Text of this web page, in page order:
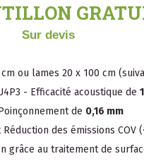
Sur devis
ou lames 20 x 100 cm
- Efficacité acoustique de
de 0,16 mm
des émissions COV
grâce au traitement de